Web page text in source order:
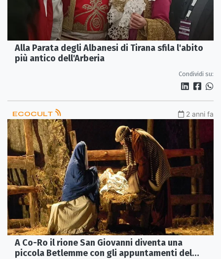
Alla Parata degli Albanesi di Tirana sfila l'abito
più antico dell'Arberia
Condividi su:
ECOCULT 2 anni fa
A Co-Ro il rione San Giovanni diventa una
piccola Betlemme con gli appuntamenti del